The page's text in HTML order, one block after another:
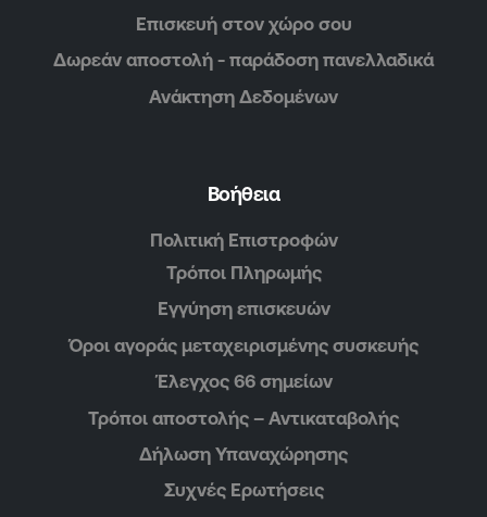
Επισκευή στον χώρο σου
Δωρεάν αποστολή - παράδοση πανελλαδικά
Ανάκτηση Δεδομένων
Βοήθεια
Πολιτική Επιστροφών
Τρόποι Πληρωμής
Εγγύηση επισκευών
Όροι αγοράς μεταχειρισμένης συσκευής
Έλεγχος 66 σημείων
Τρόποι αποστολής – Αντικαταβολής
Δήλωση Υπαναχώρησης
Συχνές Ερωτήσεις